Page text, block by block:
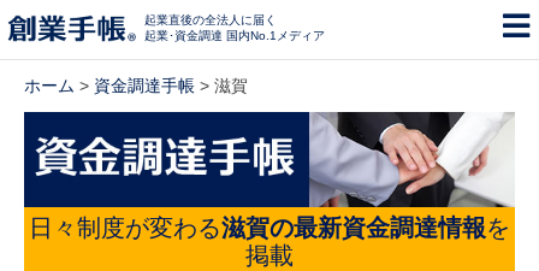
起業直後の全法人に届く
起業･資金調達 国内No.1メディア
ホーム > 資金調達手帳 > 滋賀
日々制度が変わる滋賀の最新資金調達情報を
掲載